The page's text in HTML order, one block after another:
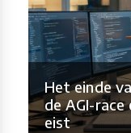
Het einde
de AGI-
eist